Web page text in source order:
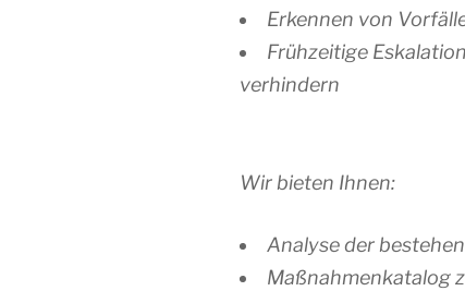
Erkennen von
Frühzeitige
verhindern
Wir bieten Ihnen:
Analyse der
Maßnahmenkatalog